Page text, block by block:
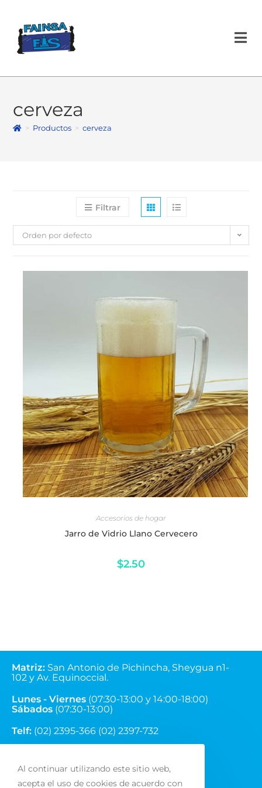
cerveza
> Productos > cerveza
Filtrar
Orden por defecto
Accesorios de hogar
Jarro de Vidrio Llano Cervecero
$2.50
Matriz: San Antonio de Pichincha, Sheygua n1-
102 y Av. Equinoccial.
Lunes - Viernes (07:30-13:00 y 14:00-18:00)
Sábados (07:30-13:00)
Telf: (02) 2395-366 (02) 2397-732
Al continuar utilizando este sitio web,
acepta el uso de cookies de acuerdo con